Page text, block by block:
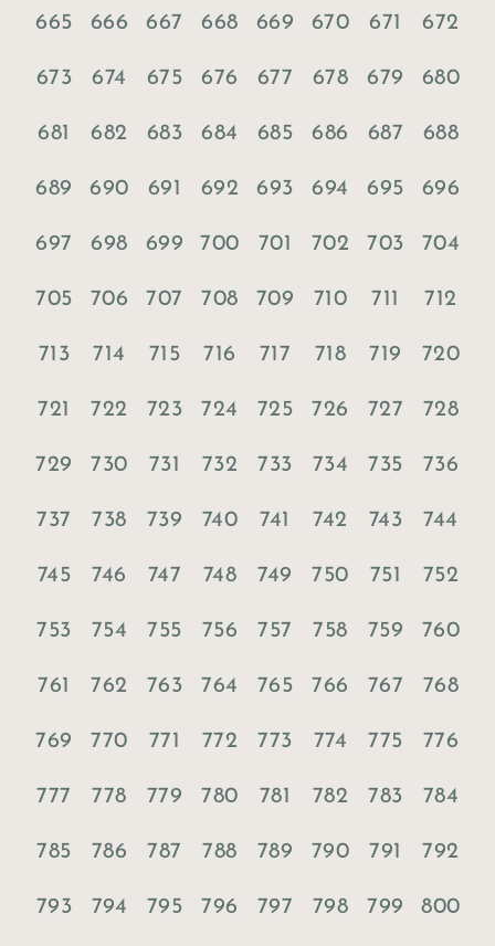
665 666 667 668 669 670 671 672
673 674 675 676 677 678 679 680
681 682 683 684 685 686 687 688
689 690 691 692 693 694 695 696
697 698 699 700 701 702 703 704
705 706 707 708 709 710 711 712
713 714 715 716 717 718 719 720
721 722 723 724 725 726 727 728
729 730 731 732 733 734 735 736
737 738 739 740 741 742 743 744
745 746 747 748 749 750 751 752
753 754 755 756 757 758 759 760
761 762 763 764 765 766 767 768
769 770 771 772 773 774 775 776
777 778 779 780 781 782 783 784
785 786 787 788 789 790 791 792
793 794 795 796 797 798 799 800